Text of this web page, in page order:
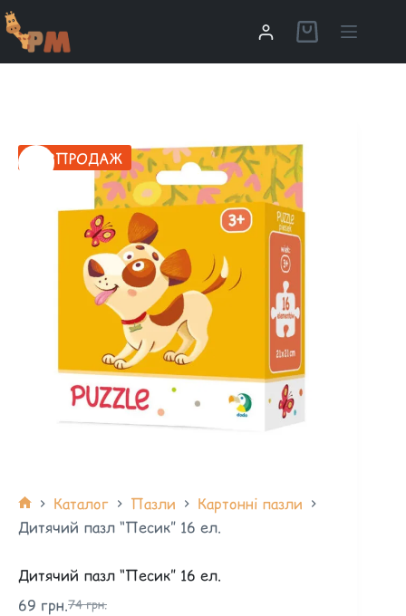
РОЗПРОДАЖ
Каталог Пазли
Картонні пазли
Дитячий пазл “Песик” 16 ел.
Дитячий пазл “Песик” 16 ел.
74грн.
69 грн.